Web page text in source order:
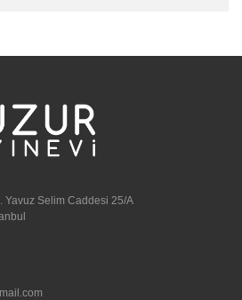
Yavuz Selim Caddesi 25/A